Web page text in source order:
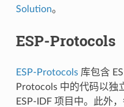
Solution。
ESP-Protocols
ESP-Protocols库包含
Protocols 中的代码以独
ESP-IDF 项目中。此外